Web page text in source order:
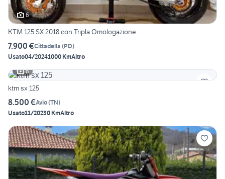
6
KTM 125 SX 2018 con Tripla Omologazione
7.900 €Cittadella (PD)
Usato04/20241000 KmAltro
6
ktm sx 125
8.500 €Avio(TN)
Usato11/20230 KmAltro